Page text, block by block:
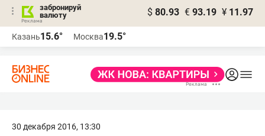
забронируй
валюту
$ 80.93 € 93.19 ¥ 11.97
Казань15.6° Москва19.5°
30 декабря 2016, 13:30